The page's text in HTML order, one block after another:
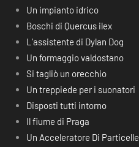
Un impianto idrico
Boschi di Quercus ilex
L’assistente di Dylan Dog
Un formaggio valdostano
Si tagliò un orecchio
Un treppiede per i suonatori
Disposti tutti intorno
Il fiume di Praga
Un Acceleratore Di Particelle